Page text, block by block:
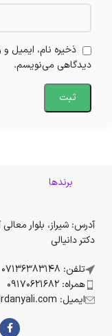
ذخیره نام، ایمیل
دیدگاهی می‌نویسم.
برندها
آدرس: شیراز، بلوار
دکتر دانیالی
تلفن: 07136383148
همراه: 09170621682
ایمیل: info@drdanyali.com